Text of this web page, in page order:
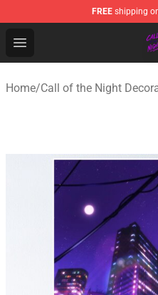
FREE shipping
Open menu
Call of the Night Store
Home/Call of the Night